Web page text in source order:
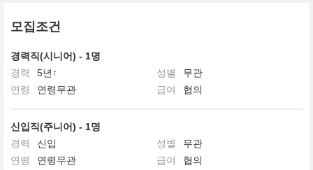
모집조건
경력직(시니어) - 1명
경력
5년↑ 성별
무관
연령
연령무관 급여 협의
신입직(주니어) - 1명
경력
신입 성별
무관
연령
연령무관 급여 협의